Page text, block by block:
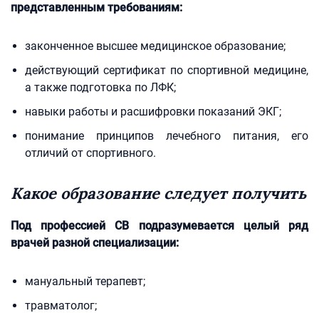
представленным требованиям:
законченное высшее медицинское образование;
действующий сертификат по спортивной медицине,
а также подготовка по ЛФК;
навыки работы и расшифровки показаний ЭКГ;
понимание принципов лечебного питания, его
отличий от спортивного.
Какое образование следует получить
Под профессией СВ подразумевается целый ряд
врачей разной специализации:
мануальный терапевт;
травматолог;